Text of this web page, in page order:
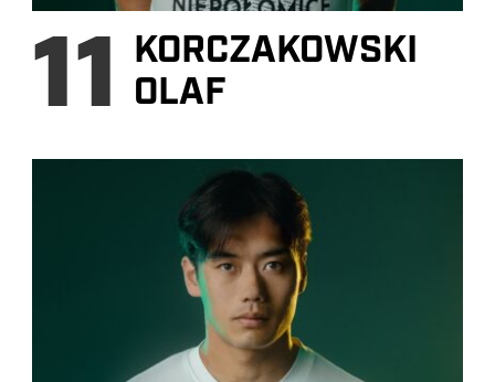
11 KORCZAKOWSKI
OLAF